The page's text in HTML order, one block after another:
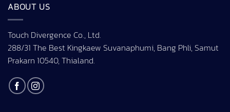
ABOUT US
Touch Divergence Co., Ltd.
288/31 The Best Kingkaew Suvanaphumi, Bang Phli, Samut
Prakarn 10540, Thialand.